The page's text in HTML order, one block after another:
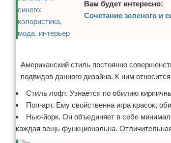
Вам будет интересно:
Сочетание зеленого и
Американский стиль постоянно
подвидов данного дизайна. К ним
Стиль лофт. Узнается по обилию
Поп-арт. Ему свойственна игра красок,
Нью-йорк. Он объединяет в себе
каждая вещь функциональна.